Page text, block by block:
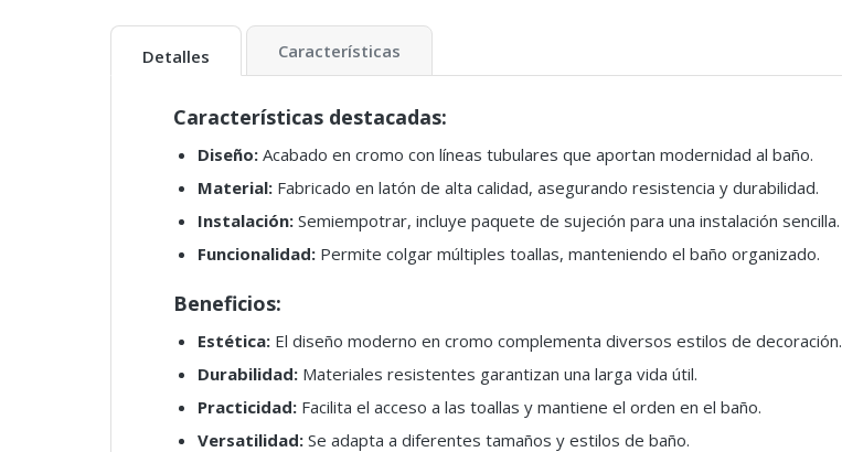
Detalles
Características destacadas:
Diseño: Acabado en cromo con líneas tubulares que aportan modernidad al baño.
Material: Fabricado en latón de alta calidad, asegurando resistencia y durabilidad.
Instalación: Semiempotrar, incluye paquete de sujeción para una instalación sencilla.
Funcionalidad: Permite colgar múltiples toallas, manteniendo el baño organizado.
Beneficios:
Estética: El diseño moderno en cromo complementa diversos estilos de decoración.
Durabilidad: Materiales resistentes garantizan una larga vida útil.
Practicidad: Facilita el acceso a las toallas y mantiene el orden en el baño.
Versatilidad: Se adapta a diferentes tamaños y estilos de baño.
Características